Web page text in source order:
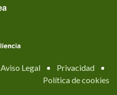
Aviso Legal • Privacidad
•
Política de cookies